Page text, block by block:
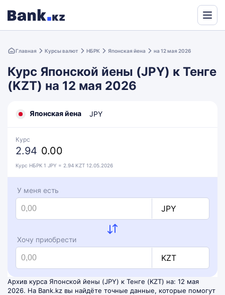
Translate
Главная Курсы валют НБРК Японская йена на 12 мая 2026
Курс Японской йены (JPY) к Тенге
(KZT) на 12 мая 2026
Японская йена JPY
Курс
2.94 0.00
Курс НБРК 1 JPY = 2.94 KZT 12.05.2026
У меня есть
JPY
Хочу приобрести
KZT
Архив курса Японской йены (JPY) к Тенге (KZT) на: 12 мая
2026. На Bank.kz вы найдёте точные данные, которые помогут